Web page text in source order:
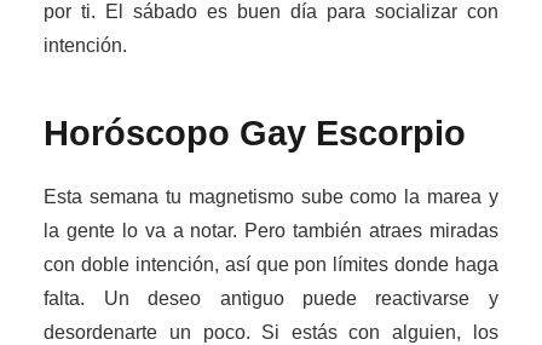
por ti. El sábado es buen día para socializar con
intención.
Horóscopo Gay Escorpio
Esta semana tu magnetismo sube como la marea y
la gente lo va a notar. Pero también atraes miradas
con doble intención, así que pon límites donde haga
falta. Un deseo antiguo puede reactivarse y
desordenarte un poco. Si estás con alguien, los